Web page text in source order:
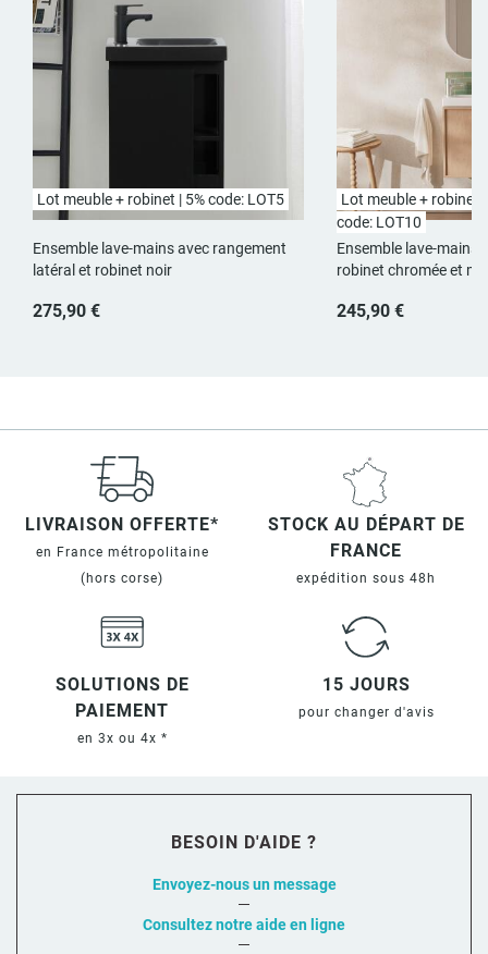
Lot meuble + robinet | 5% code: LOT5
Ensemble lave-mains avec rangement
latéral et robinet noir
275,90 €
Lot meuble + robinet
code: LOT10
Ensemble lave-mains
robinet chromée et
245,90 €
LIVRAISON OFFERTE*
en France métropolitaine
(hors corse)
STOCK AU DÉPART DE
FRANCE
expédition sous 48h
SOLUTIONS DE
PAIEMENT
en 3x ou 4x *
15 JOURS
pour changer d'avis
BESOIN D'AIDE ?
Envoyez-nous un message
Consultez notre aide en ligne